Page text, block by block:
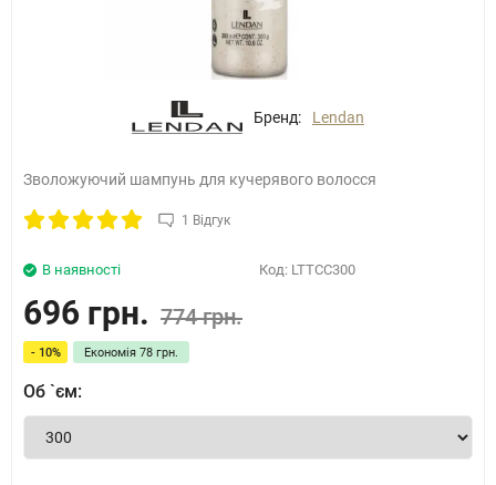
Бренд: Lendan
Зволожуючий шампунь для кучерявого волосся
1 Відгук
Код: LTTCC300
В наявності
696 грн. 774 грн.
- 10% Економія 78 грн.
Об `єм: